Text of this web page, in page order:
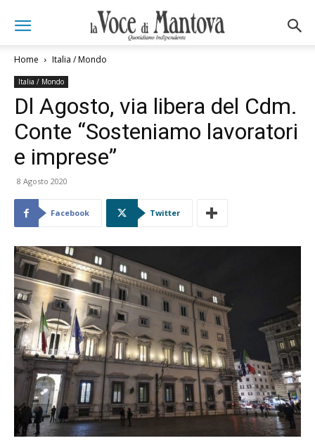
Home Italia / Mondo
Italia / Mondo
Dl Agosto, via libera del Cdm.
Conte “Sosteniamo lavoratori
e imprese”
8 Agosto 2020
Facebook Twitter